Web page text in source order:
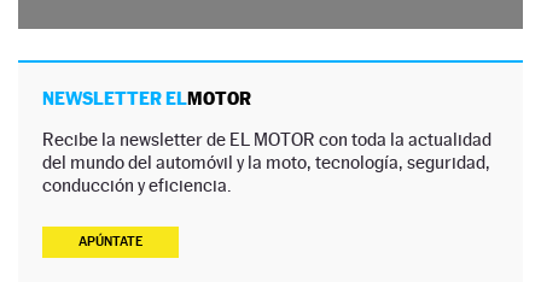
NEWSLETTER ELMOTOR
Recibe la newsletter de EL MOTOR con toda la actualidad
del mundo del automóvil y la moto, tecnología, seguridad,
conducción y eficiencia.
APÚNTATE